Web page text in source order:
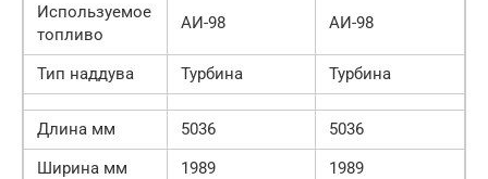
Используемое
топливо
АИ-98 АИ-98
Тип наддува Турбина Турбина
Длина мм 5036
5036
Ширина мм
1989
1989